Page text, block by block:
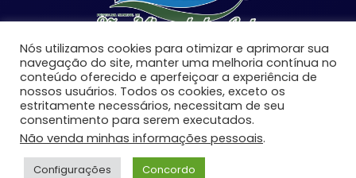
©Copyright 2026 | Prefeitura Municipal de São Miguel
do Anta-MG | Todos os direitos reservados.
Desenvolvido por:
Nós utilizamos cookies para otimizar e aprimorar sua
navegação do site, manter uma melhoria contínua no
conteúdo oferecido e aperfeiçoar a experiência de
nossos usuários. Todos os cookies, exceto os
estritamente necessários, necessitam de seu
consentimento para serem executados.
Não venda minhas informações pessoais.
Configurações Concordo